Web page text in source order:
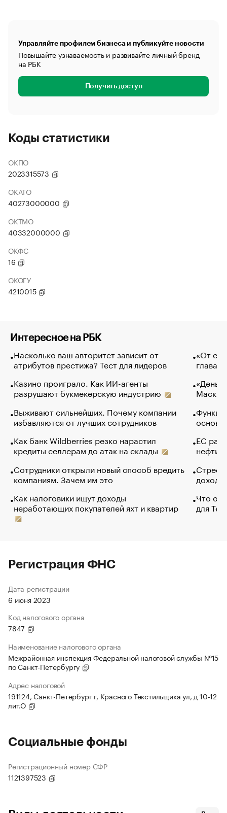
Управляйте профилем бизнеса и публикуйте новости
Повышайте узнаваемость и развивайте личный бренд
на РБК
Получить доступ
Коды статистики
ОКПО
2023315573
ОКАТО
40273000000
ОКТМО
40332000000
ОКФС
16
ОКОГУ
4210015
Интересное на РБК
Насколько ваш авторитет зависит от
атрибутов престижа? Тест для лидеров
Казино проиграло. Как ИИ-агенты
разрушают букмекерскую индустрию
Выживают сильнейших. Почему компании
избавляются от лучших сотрудников
Как банк Wildberries резко нарастил
кредиты селлерам до атак на склады
Сотрудники открыли новый способ вредить
компаниям. Зачем им это
Как налоговики ищут доходы
неработающих покупателей яхт и квартир
«От
глава
Маск в
основ
ЕС
нефти
Что
для
Регистрация ФНС
Дата регистрации
6 июня 2023
Код налогового органа
7847
Наименование налогового органа
Межрайонная инспекция Федеральной налоговой службы №15
по Санкт-Петербургу
Адрес налоговой
191124, Санкт-Петербург г, Красного Текстильщика ул, д 10-12
лит.О
Социальные фонды
Регистрационный номер СФР
1121397523